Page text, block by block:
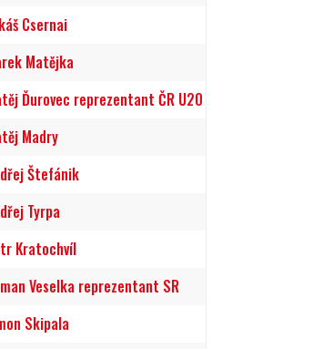
Csernai
Matějka
Ďurovec reprezentant ČR U20
Madry
Štefánik
Tyrpa
Kratochvíl
Veselka reprezentant SR
Skipala